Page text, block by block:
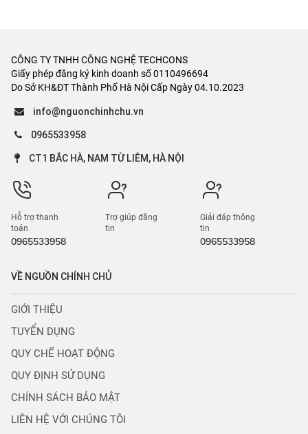
CÔNG TY TNHH CÔNG NGHỆ TECHCONS
Giấy phép đăng ký kinh doanh số 0110496694
Do Sở KH&ĐT Thành Phố Hà Nội Cấp Ngày 04.10.2023
info@nguonchinhchu.vn
0965533958
CT1 BẮC HÀ, NAM TỪ LIÊM, HÀ NỘI
Hỗ trợ thanh
toán
0965533958
Trợ giúp đăng
tin
Giải đáp thông
tin
0965533958
VỀ NGUỒN CHÍNH CHỦ
GIỚI THIỆU
TUYỂN DỤNG
QUY CHẾ HOẠT ĐỘNG
QUY ĐỊNH SỬ DỤNG
CHÍNH SÁCH BẢO MẬT
LIÊN HỆ VỚI CHÚNG TÔI